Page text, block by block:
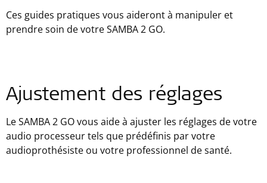
Ces guides pratiques vous aideront à manipuler et
prendre soin de votre SAMBA 2 GO.
Ajustement des réglages
Le SAMBA 2 GO vous aide à ajuster les réglages de votre
audio processeur tels que prédéfinis par votre
audioprothésiste ou votre professionnel de santé.